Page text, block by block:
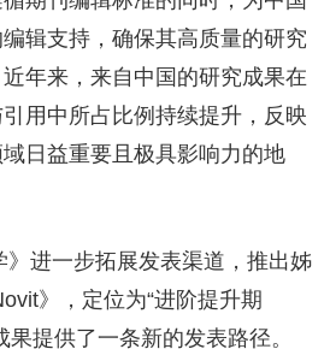
辑支持，确保其高质量的研究
年来，来自中国的研究成果在
引用中所占比例持续提升，反映
日益重要且极具影响力的地
》进一步拓展发表渠道，推出姊
》，定位为“进阶提升期
提供了一条新的发表路径。